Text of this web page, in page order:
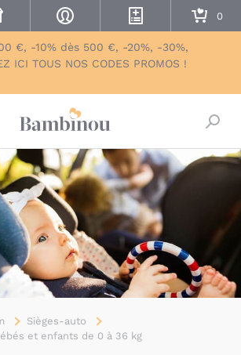
€, -10% dès 500 €, -20%, -30%,
ICI TOUS NOS CODES PROMOS !
Sièges-auto
et enfants de 0 à 36 kg